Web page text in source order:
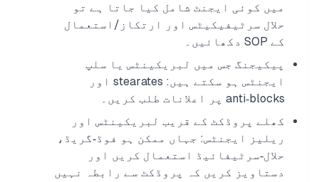
میں کوئی ایجنٹ شامل کیا جاتا ہے تو
حلال سرٹیفیکیٹس اور ارتکاز/استعمال
کے SOP دکھائیں۔
پیکیجنگ جس میں لبریکینٹس یا سلپ
ایجنٹس ہو سکتے ہیں: stearates اور
anti‑blocks پر اعلانات طلب کریں۔
کھلے پروڈکٹ کے قریب لبریکینٹس اور
ریلیز ایجنٹس: جہاں ممکن ہو فوڈ‑گریڈ،
حلال‑سرٹیفائیڈ استعمال کریں اور
دستاویز کریں کہ پروڈکٹ سے رابطہ نہیں